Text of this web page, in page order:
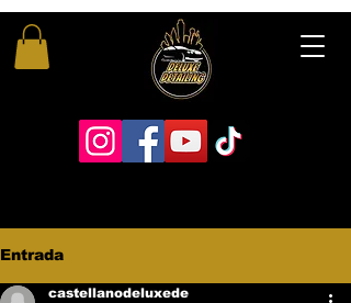
Entrada
castellanodeluxede